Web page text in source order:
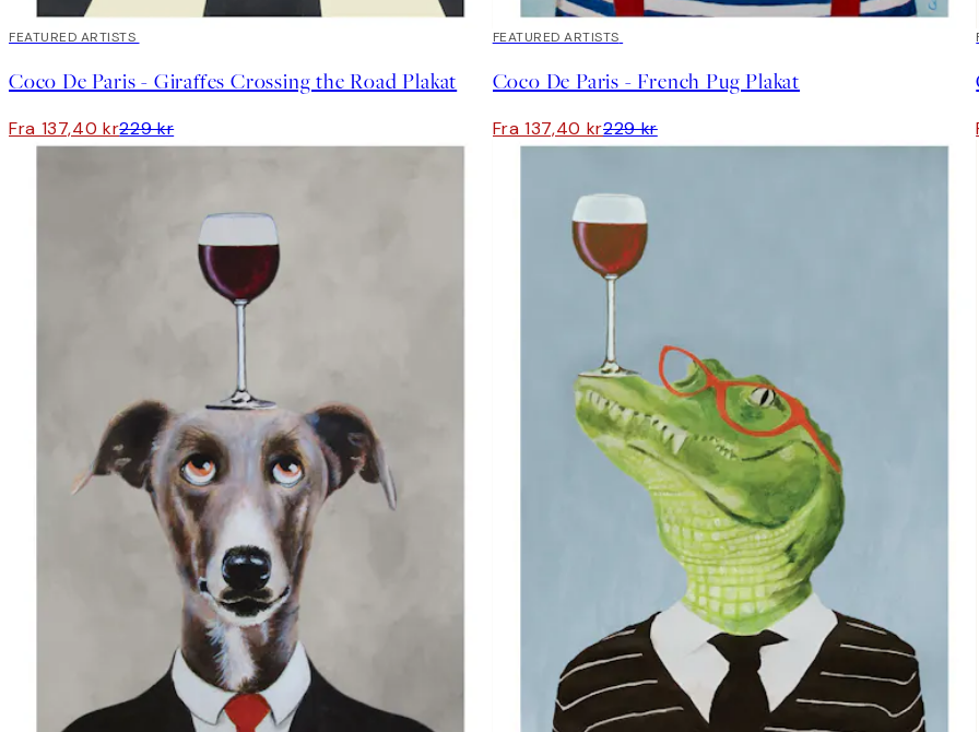
40%*
FEATURED ARTISTS
Coco De Paris - Giraffes Crossing the Road Plakat
Fra 137,40 kr229 kr
40%*
FEATURED ARTISTS
Coco De Paris - French Pug Plakat
Fra 137,40 kr229 kr